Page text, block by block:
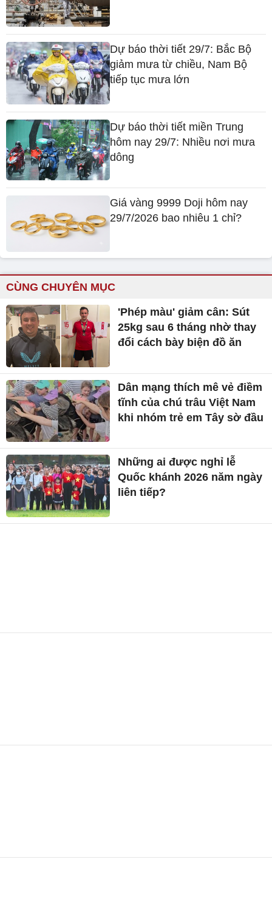
Dự báo thời tiết 29/7: Bắc Bộ
giảm mưa từ chiều, Nam Bộ
tiếp tục mưa lớn
Dự báo thời tiết miền Trung
hôm nay 29/7: Nhiều nơi mưa
dông
Giá vàng 9999 Doji hôm nay
29/7/2026 bao nhiêu 1 chỉ?
CÙNG CHUYÊN MỤC
'Phép màu' giảm cân: Sút
25kg sau 6 tháng nhờ thay
đổi cách bày biện đồ ăn
Dân mạng thích mê vẻ điềm
tĩnh của chú trâu Việt Nam
khi nhóm trẻ em Tây sờ đầu
Những ai được nghỉ lễ
Quốc khánh 2026 năm ngày
liên tiếp?